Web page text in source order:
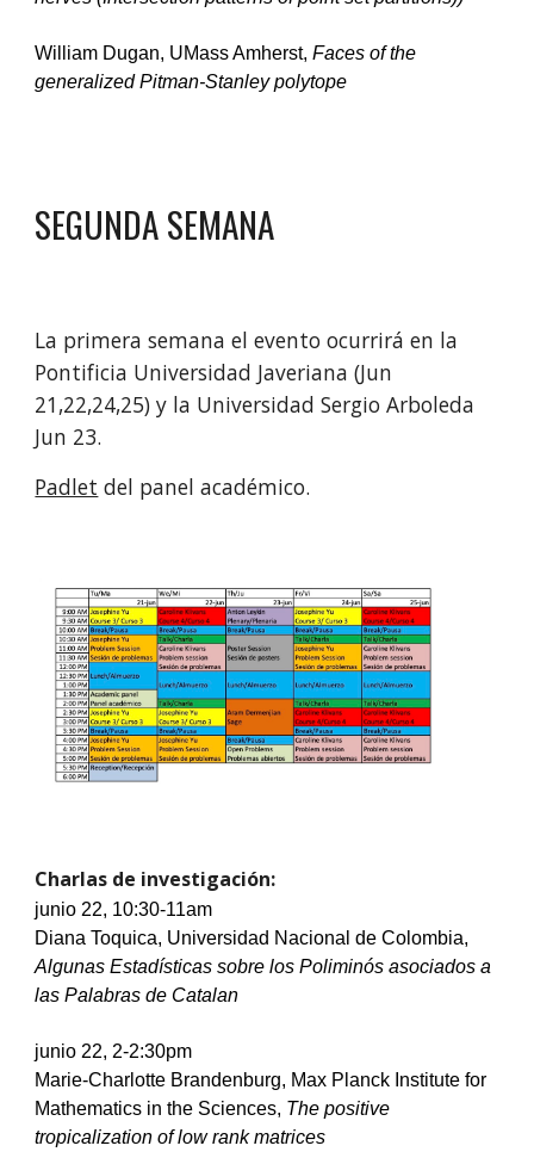
William Dugan, UMass Amherst, Faces of the
generalized Pitman-Stanley polytope
SEGUNDA SEMANA
Pontificia Universidad Javeriana (Jun
21,22,24,25) y la Universidad Sergio Arboleda
Jun 23.
Padlet del panel académico.
Charlas de investigación:
junio 22, 10:30-11am
Algunas Estadísticas sobre los Poliminós asociados a
las Palabras de Catalan
junio 22, 2-2:30pm
Marie-Charlotte Brandenburg, Max Planck Institute for
Mathematics in the Sciences, The positive
tropicalization of low rank matrices